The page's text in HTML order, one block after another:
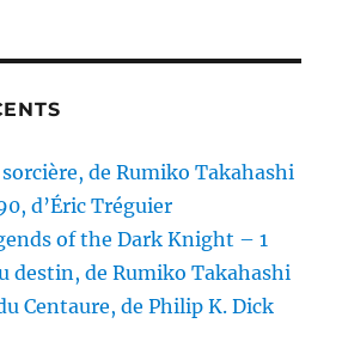
de Rumiko Takahashi
d’Éric Tréguier
of the Dark Knight – 1
destin, de Rumiko Takahashi
Centaure, de Philip K. Dick